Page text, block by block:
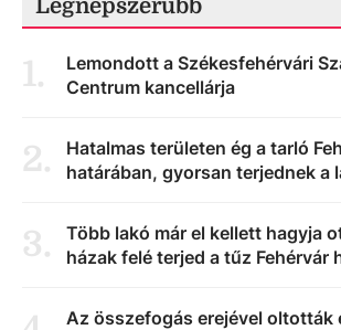
Legnépszerűbb
1.
Lemondott a Székesfehérvári
Centrum kancellárja
2.
Hatalmas területen ég a tarló
határában, gyorsan terjednek a
3.
Több lakó már el kellett hagyja
házak felé terjed a tűz Fehérvár
Az összefogás erejével oltották